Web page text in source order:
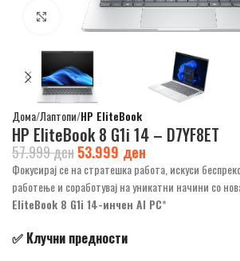
Click to enlarge
Дома Лаптопи HP EliteBook
HP EliteBook 8 G1i 14 – D7YF8ET
57.999ден53.999 ден
Фокусирај се на стратешка работа, искуси
работење и соработувај на уникатни начини со
EliteBook 8 G1i 14-инчен AI PC*
✅ Клучни предности